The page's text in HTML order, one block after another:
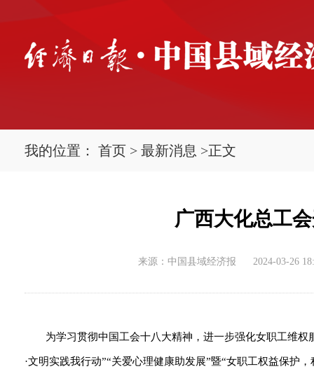
我的位置： 首页 > 最新消息 >正文
广西大化总工
来源：中国县域经济报 2024-03-26
为学习贯彻中国工会十八大精神，进一步强化女职工维
·文明实践我行动”“关爱心理健康助发展”暨“女职工权益保护